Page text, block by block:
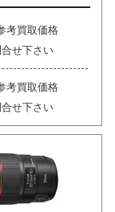
考買取価格
合せ下さい
考買取価格
合せ下さい